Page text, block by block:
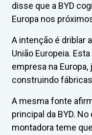
disse que a BYD
Europa nos
A intenção é driblar
União Europeia.
empresa na Europa,
construindo
A mesma fonte
principal da BYD.
montadora teme